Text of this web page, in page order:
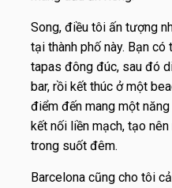
Song, điều tôi ấn tượng
tại thành phố này. Bạn
tapas đông đúc, sau đó
bar, rồi kết thúc ở một
điểm đến mang một
kết nối liền mạch, tạo
trong suốt đêm.
Barcelona cũng cho tôi